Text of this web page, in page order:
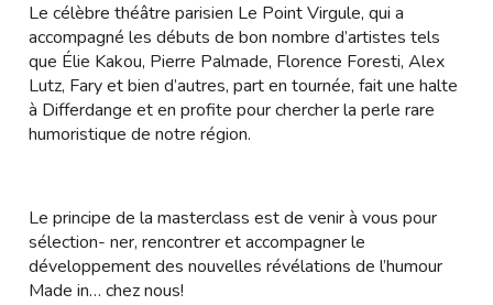
Le célèbre théâtre parisien Le Point Virgule, qui a
accompagné les débuts de bon nombre d’artistes tels
que Élie Kakou, Pierre Palmade, Florence Foresti, Alex
Lutz, Fary et bien d’autres, part en tournée, fait une halte
à Differdange et en profite pour chercher la perle rare
humoristique de notre région.
Le principe de la masterclass est de venir à vous pour
sélection- ner, rencontrer et accompagner le
développement des nouvelles révélations de l’humour
Made in… chez nous!